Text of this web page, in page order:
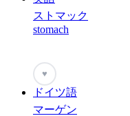
ストマック
stomach
♥
ドイツ語
マーゲン